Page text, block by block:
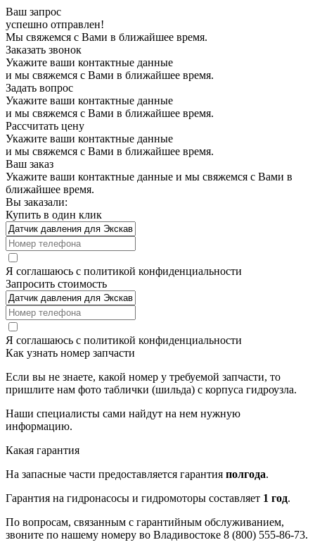
Ваш запрос
успешно отправлен!
Мы свяжемся с Вами в ближайшее время.
Заказать звонок
Укажите ваши контактные данные
и мы свяжемся с Вами в ближайшее время.
Задать вопрос
Укажите ваши контактные данные
и мы свяжемся с Вами в ближайшее время.
Рассчитать цену
Укажите ваши контактные данные
и мы свяжемся с Вами в ближайшее время.
Ваш заказ
Укажите ваши контактные данные и мы свяжемся с Вами в
ближайшее время.
Вы заказали:
Купить в один клик
Я соглашаюсь с политикой конфиденциальности
Запросить стоимость
Я соглашаюсь с политикой конфиденциальности
Как узнать номер запчасти
Если вы не знаете, какой номер у требуемой запчасти, то
пришлите нам фото таблички (шильда) с корпуса гидроузла.
Наши специалисты сами найдут на нем нужную
информацию.
Какая гарантия
На запасные части предоставляется гарантия полгода.
Гарантия на гидронасосы и гидромоторы составляет 1 год.
По вопросам, связанным с гарантийным обслуживанием,
звоните по нашему номеру во Владивостоке 8 (800) 555-86-73.